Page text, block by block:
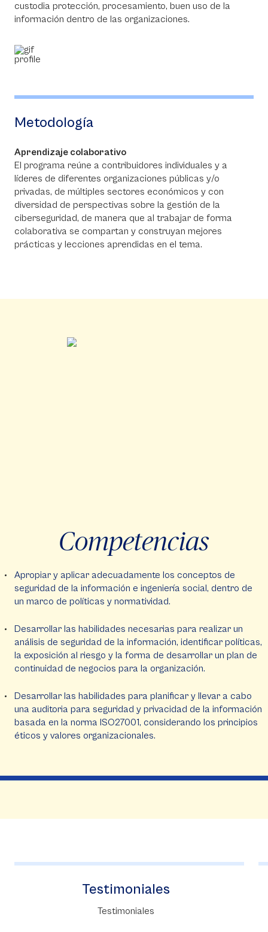
custodia protección, procesamiento, buen uso de la
información dentro de las organizaciones.
Metodología
Aprendizaje colaborativo
El programa reúne a contribuidores individuales y a
líderes de diferentes organizaciones públicas y/o
privadas, de múltiples sectores económicos y con
diversidad de perspectivas sobre la gestión de la
ciberseguridad, de manera que al trabajar de forma
colaborativa se compartan y construyan mejores
prácticas y lecciones aprendidas en el tema.
Competencias
Apropiar y aplicar adecuadamente los conceptos de
seguridad de la información e ingeniería social, dentro de
un marco de políticas y normatividad.
Desarrollar las habilidades necesarias para realizar un
análisis de seguridad de la información, identificar políticas,
la exposición al riesgo y la forma de desarrollar un plan de
continuidad de negocios para la organización.
Desarrollar las habilidades para planificar y llevar a cabo
una auditoria para seguridad y privacidad de la información
basada en la norma ISO27001, considerando los principios
éticos y valores organizacionales.
Instituto Forum
Forum tiene como misión contribuir al